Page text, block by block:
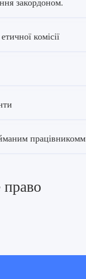
закордоном.
комісії
працівникомм
право